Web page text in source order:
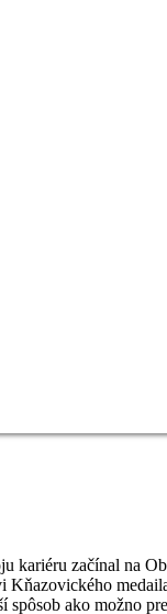
kariéru začínal na
spôsob ako možno